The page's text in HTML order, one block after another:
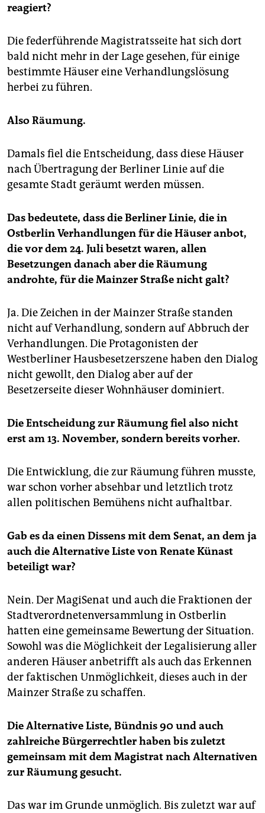
reagiert?
Die federführende Magistratsseite hat sich dort
bald nicht mehr in der Lage gesehen, für einige
bestimmte Häuser eine Verhandlungslösung
herbei zu führen.
Also Räumung.
Damals fiel die Entscheidung, dass diese Häuser
nach Übertragung der Berliner Linie auf die
gesamte Stadt geräumt werden müssen.
Das bedeutete, dass die Berliner Linie, die in
Ostberlin Verhandlungen für die Häuser anbot,
die vor dem 24. Juli besetzt waren, allen
Besetzungen danach aber die Räumung
androhte, für die Mainzer Straße nicht galt?
Ja. Die Zeichen in der Mainzer Straße standen
nicht auf Verhandlung, sondern auf Abbruch der
Verhandlungen. Die Protagonisten der
Westberliner Hausbesetzerszene haben den Dialog
nicht gewollt, den Dialog aber auf der
Besetzerseite dieser Wohnhäuser dominiert.
Die Entscheidung zur Räumung fiel also nicht
erst am 13. November, sondern bereits vorher.
Die Entwicklung, die zur Räumung führen musste,
war schon vorher absehbar und letztlich trotz
allen politischen Bemühens nicht aufhaltbar.
Gab es da einen Dissens mit dem Senat, an dem ja
auch die Alternative Liste von Renate Künast
beteiligt war?
Nein. Der MagiSenat und auch die Fraktionen der
Stadtverordnetenversammlung in Ostberlin
hatten eine gemeinsame Bewertung der Situation.
Sowohl was die Möglichkeit der Legalisierung aller
anderen Häuser anbetrifft als auch das Erkennen
der faktischen Unmöglichkeit, dieses auch in der
Mainzer Straße zu schaffen.
Die Alternative Liste, Bündnis 90 und auch
zahlreiche Bürgerrechtler haben bis zuletzt
gemeinsam mit dem Magistrat nach Alternativen
zur Räumung gesucht.
Das war im Grunde unmöglich. Bis zuletzt war auf